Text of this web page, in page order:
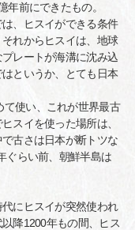
年前にできたもの。
、ヒスイができる条件
れからヒスイは、地球
レートが海溝に沈み込
というか、とても日本
て使い、これが世界最古
スイを使った場所は、
古さは日本が断トツな
ぐらい前、朝鮮半島は
にヒスイが突然使われ
降1200年もの間、ヒス